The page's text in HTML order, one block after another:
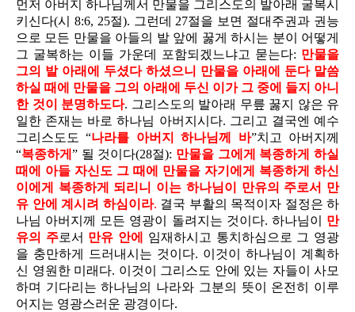
먼저 아버지 하나님께서 만물을 그리스도의 발아래 굴복시
키신다(시 8:6, 25절). 그런데 27절을 보면 절대주권과 권능
으로 모든 만물을 아들의 발 앞에 꿇게 하시는 분이 어떻게
그 굴복하는 이들 가운데 포함되겠느냐고 묻는다: 만물을
그의 발 아래에 두셨다 하셨으니 만물을 아래에 둔다 말씀
하실 때에 만물을 그의 아래에 두신 이가 그 중에 들지 아니
한 것이 분명하도다. 그리스도의 발아래 무릎 꿇지 않은 유
일한 존재는 바로 하나님 아버지시다. 그리고 결국엔 예수
그리스도도 “나라를 아버지 하나님께 바”치고 아버지께
“복종하게 ” 될 것이다(28절): 만물을 그에게 복종하게 하실
때에 아들 자신도 그 때에 만물을 자기에게 복종하게 하신
이에게 복종하게 되리니 이는 하나님이 만유의 주로서 만
유 안에 계시려 하심이라. 결국 부활의 목적이자 절정은 하
나님 아버지께 모든 영광이 돌려지는 것이다. 하나님이 만
유의 주로서 만유 안에
임재하시고 통치하심으로 그 영광
을 충만하게 드러내시는 것이다. 이것이 하나님이 계획하
신 영원한 미래다. 이것이 그리스도 안에 있는 자들이 사모
하며 기다리는 하나님의 나라와 그분의 뜻이 온전히 이루
어지는 영광스러운 광경이다.